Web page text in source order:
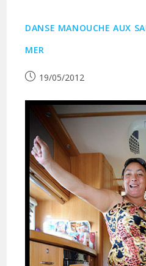
DANSE MANOUCHE AUX
MER
Publication
19/05/2012